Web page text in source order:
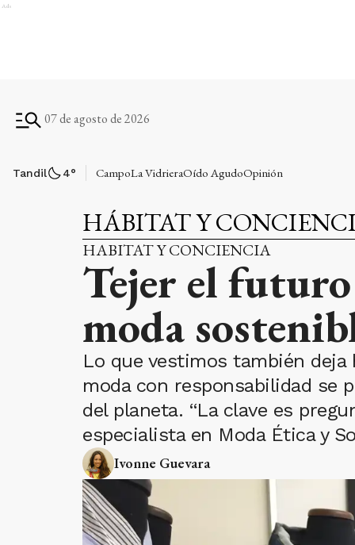
Ads
07 de agosto de 2026
Tandil 4° CampoLa VidrieraOído AgudoOpinión
HÁBITAT Y
HABITAT Y CONCIENCIA
Tejer el
moda
Lo que vestimos también
moda con responsabilidad se
del planeta. “La clave es
especialista en Moda Ética y
Ivonne Guevara